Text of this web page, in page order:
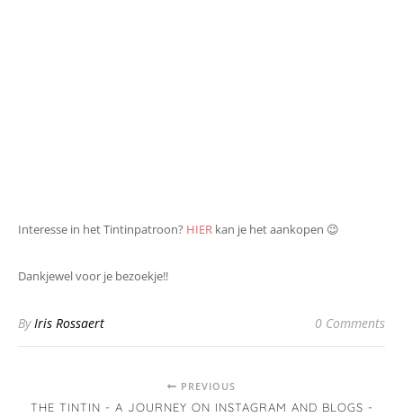
Interesse in het Tintinpatroon? HIER kan je het aankopen 😉
Dankjewel voor je bezoekje!!
ByIris Rossaert 0 Comments
PREVIOUS
THE TINTIN - A JOURNEY ON INSTAGRAM AND BLOGS -